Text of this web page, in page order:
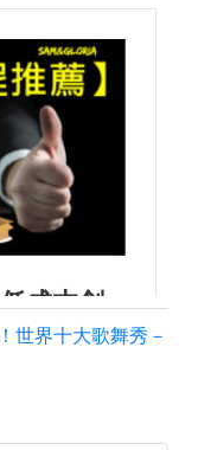
世界十大歌舞秀－